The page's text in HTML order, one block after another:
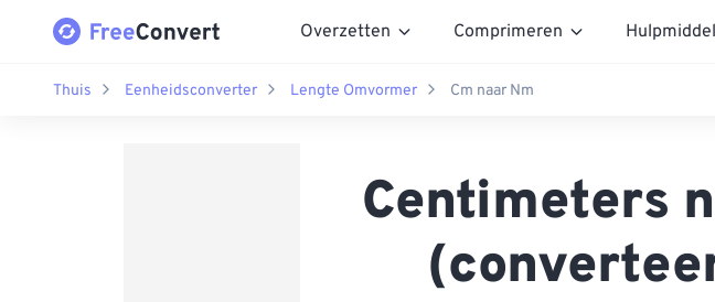
Overzetten Comprimeren
Thuis Eenheidsconverter Lengte Omvormer Cm naar Nm
Centimeters